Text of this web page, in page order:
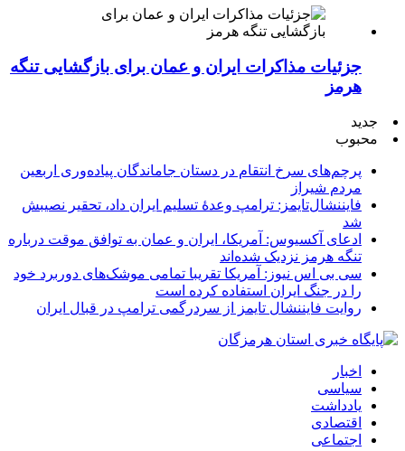
جزئیات مذاکرات ایران و عمان برای بازگشایی تنگه
هرمز
جدید
محبوب
پرچم‌های سرخ انتقام در دستان جاماندگان پیاده‌وری اربعین
مردم شیراز
فایننشال‌تایمز: ترامپ وعدۀ تسلیم ایران داد، تحقیر نصیبش
شد
ادعای آکسیوس: آمریکا، ایران و عمان به توافق موقت درباره
تنگه هرمز نزدیک شده‌اند
سی بی اس نیوز: آمریکا تقریبا تمامی موشک‌های دوربرد خود
را در جنگ ایران استفاده کرده است
روایت فایننشال تایمز از سردرگمی ترامپ در قبال ایران
اخبار
سیاسی
یادداشت
اقتصادی
اجتماعی